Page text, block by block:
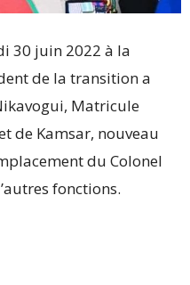
30 juin 2022 à la
de la transition a
Matricule
de Kamsar, nouveau
du Colonel
fonctions.